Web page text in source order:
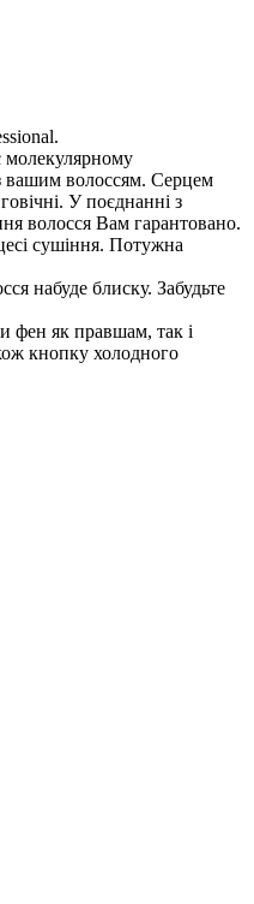
молекулярному
вашим волоссям. Серцем
У поєднанні з
волосся Вам гарантовано.
сушіння. Потужна
набуде блиску. Забудьте
фен як правшам, так і
кнопку холодного